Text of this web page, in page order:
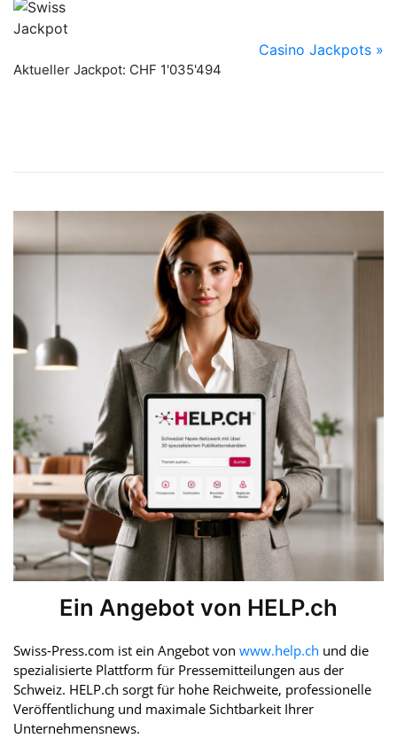
Ein Angebot von HELP.ch
Swiss-Press.com ist ein Angebot von www.help.ch und die
spezialisierte Plattform für Pressemitteilungen aus der
Schweiz. HELP.ch sorgt für hohe Reichweite, professionelle
Veröffentlichung und maximale Sichtbarkeit Ihrer
Unternehmensnews.